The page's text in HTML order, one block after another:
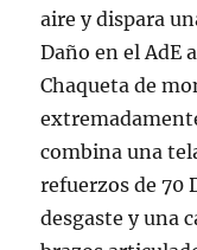
aire y dispara
Daño en el AdE
Chaqueta de
combina una
refuerzos de 70
desgaste y una